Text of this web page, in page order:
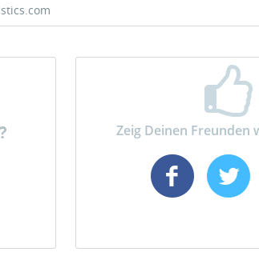
Zeig Deinen Freunden